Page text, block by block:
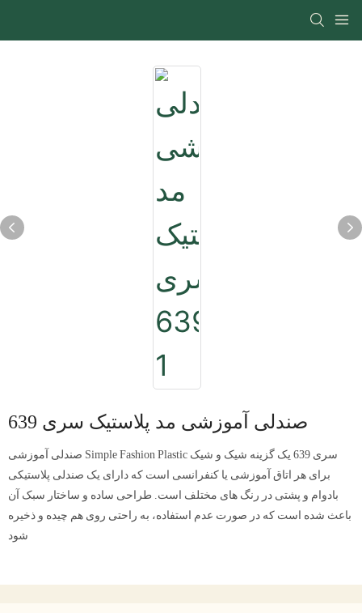
صندلی آموزشی مد پلاستیک سری 639
صندلی آموزشی Simple Fashion Plastic سری 639 یک گزینه شیک و شیک
برای هر اتاق آموزشی یا کنفرانسی است که دارای یک صندلی پلاستیکی
بادوام و پشتی در رنگ های مختلف است. طراحی ساده و ساختار سبک آن
باعث شده است که در صورت عدم استفاده، به راحتی روی هم چیده و ذخیره
شود